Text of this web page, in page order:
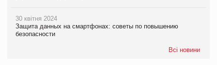
30 квітня 2024
Защита данных на смартфонах: советы по повышению
безопасности
Всі новини